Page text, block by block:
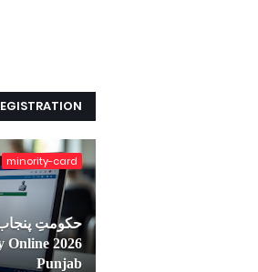
minority-card
حکومتِ پنجاب
Online
Punjab